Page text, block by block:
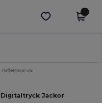
Hämta app
Reflekterande
Jackor